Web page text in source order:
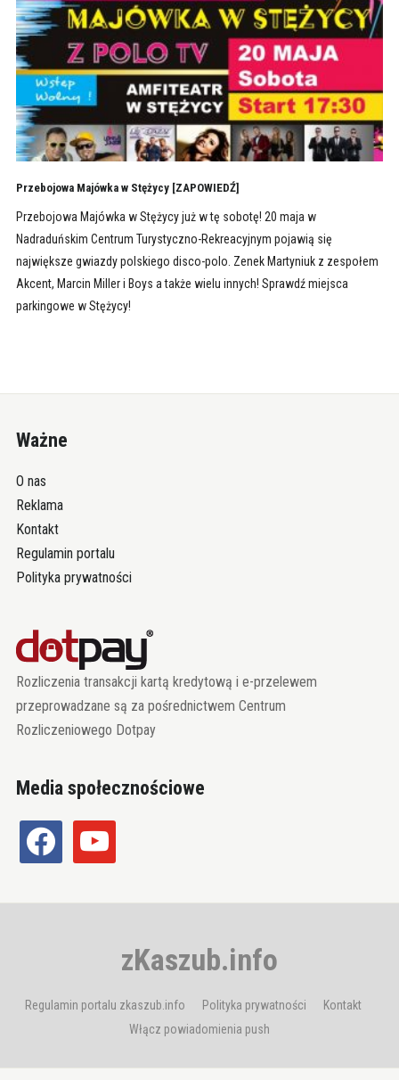
Przebojowa Majówka w Stężycy [ZAPOWIEDŹ]
Przebojowa Majówka w Stężycy już w tę sobotę! 20 maja w
Nadraduńskim Centrum Turystyczno-Rekreacyjnym pojawią się
największe gwiazdy polskiego disco-polo. Zenek Martyniuk z zespołem
Akcent, Marcin Miller i Boys a także wielu innych! Sprawdź miejsca
parkingowe w Stężycy!
Ważne
O nas
Reklama
Kontakt
Regulamin portalu
Polityka prywatności
Rozliczenia transakcji kartą kredytową i e-przelewem
przeprowadzane są za pośrednictwem Centrum
Rozliczeniowego Dotpay
Media społecznościowe
facebook youtube
zKaszub.info
Regulamin portalu zkaszub.info Polityka prywatności
Kontakt
Włącz powiadomienia push